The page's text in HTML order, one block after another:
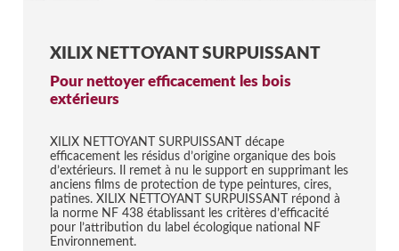
XILIX NETTOYANT SURPUISSANT
Pour nettoyer efficacement les bois
extérieurs
XILIX NETTOYANT SURPUISSANT décape
efficacement les résidus d’origine organique des bois
d’extérieurs. Il remet à nu le support en supprimant les
anciens films de protection de type peintures, cires,
patines. XILIX NETTOYANT SURPUISSANT répond à
la norme NF 438 établissant les critères d’efficacité
pour l’attribution du label écologique national NF
Environnement.